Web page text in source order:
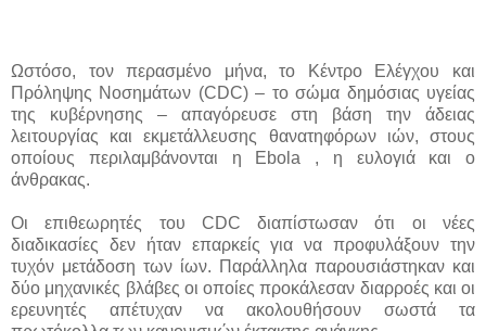
Ωστόσο, τον περασμένο μήνα, το Κέντρο Ελέγχου και
Πρόληψης Νοσημάτων (CDC) – το σώμα δημόσιας υγείας
της κυβέρνησης – απαγόρευσε στη βάση την άδειας
λειτουργίας και εκμετάλλευσης θανατηφόρων ιών, στους
οποίους περιλαμβάνονται η Ebola , η ευλογιά και ο
άνθρακας.
Οι επιθεωρητές του CDC διαπίστωσαν ότι οι νέες
διαδικασίες δεν ήταν επαρκείς για να προφυλάξουν την
τυχόν μετάδοση των ίων. Παράλληλα παρουσιάστηκαν και
δύο μηχανικές βλάβες οι οποίες προκάλεσαν διαρροές και οι
ερευνητές απέτυχαν να ακολουθήσουν σωστά τα